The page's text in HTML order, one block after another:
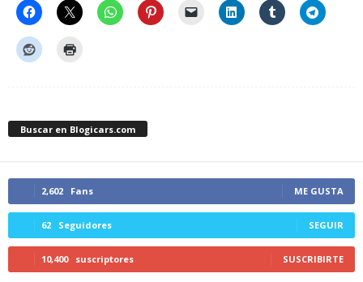
Buscar en Blogicars.com
2,602 Fans ME GUSTA
62 Seguidores SEGUIR
10,400 suscriptores SUSCRIBIRTE